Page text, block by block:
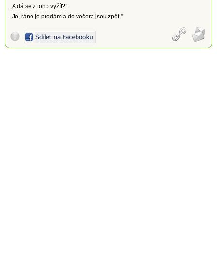
„A dá se z toho vyžít?”
„Jo, ráno je prodám a do večera jsou zpět.”